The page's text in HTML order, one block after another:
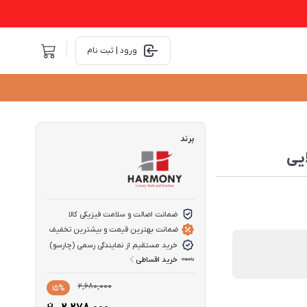
ورود | ثبت نام
برند
ضمانت اصالت و سلامت فیزیکی کالا
ضمانت بهترین قیمت و بیشترین تخفیف
خرید مستقیم از نمایندگی رسمی (چارسو)
خرید اقساطی
15% 2,680,000
قیمت
قیمت